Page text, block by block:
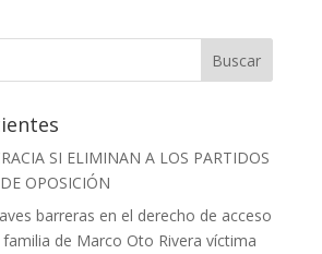
SI ELIMINAN A LOS PARTIDOS
OPOSICIÓN
barreras en el derecho de acceso
de Marco Oto Rivera víctima